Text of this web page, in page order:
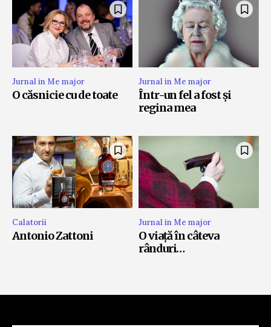
Jurnal in Me major
O căsnicie cu de toate
Jurnal in Me major
Într-un fel a fost și
regina mea
Calatorii
Antonio Zattoni
Jurnal in Me major
O viață în câteva
rânduri…